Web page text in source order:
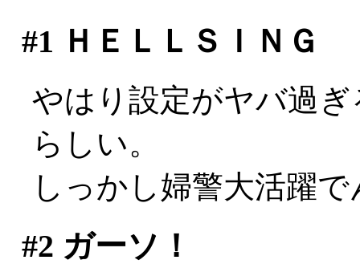
#1 ＨＥＬＬＳＩＮＧ
やはり設定がヤバ過
らしい。
しっかし婦警大活躍
#2 ガーソ！